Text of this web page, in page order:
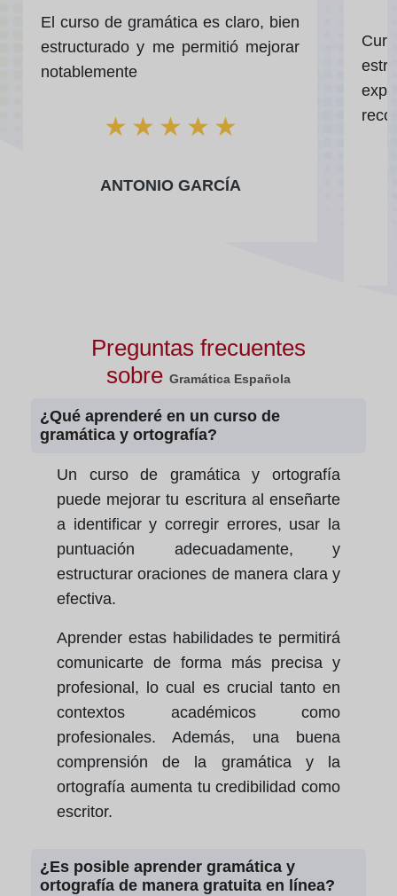
El curso de gramática es claro, bien
estructurado y me permitió mejorar
notablemente
★ ★ ★ ★ ★
ANTONIO GARCÍA
Preguntas frecuentes
sobre Gramática Española
¿Qué aprenderé en un curso de
gramática y ortografía?
Un curso de gramática y ortografía
puede mejorar tu escritura al enseñarte
a identificar y corregir errores, usar la
puntuación adecuadamente, y
estructurar oraciones de manera clara y
efectiva.
Aprender estas habilidades te permitirá
comunicarte de forma más precisa y
profesional, lo cual es crucial tanto en
contextos académicos como
profesionales. Además, una buena
comprensión de la gramática y la
ortografía aumenta tu credibilidad como
escritor.
¿Es posible aprender gramática y
ortografía de manera gratuita en línea?